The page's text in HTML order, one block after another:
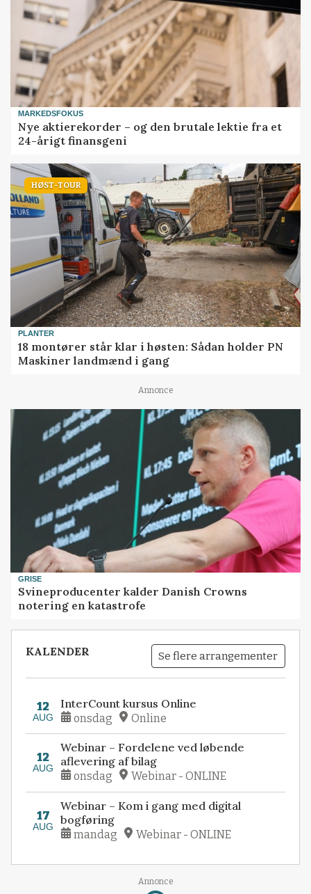
MARKEDSFOKUS
Nye aktierekorder – og den brutale lektie fra et
24-årigt finansgeni
HØST-TOUR
PLANTER
18 montører står klar i høsten: Sådan holder PN
Maskiner landmænd i gang
Annonce
GRISE
Svineproducenter kalder Danish Crowns
notering en katastrofe
KALENDER Se flere arrangementer
12
AUG
InterCount kursus Online
onsdag Online
12
AUG
Webinar – Fordelene ved løbende
aflevering af bilag
onsdag Webinar - ONLINE
17
AUG
Webinar – Kom i gang med digital
bogføring
mandag Webinar - ONLINE
Annonce